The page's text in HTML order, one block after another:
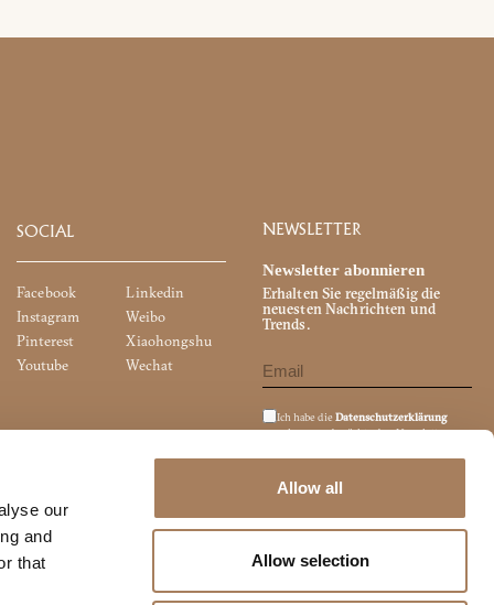
our
and
that
Allow all
Allow selection
SOCIAL
Facebook
Instagram
Pinterest
Youtube
Linkedin
Weibo
Xiaohongshu
Wechat
NEWSLETTER
Newsletter abonnieren
Erhalten Sie regelmäßig die
neuesten Nachrichten und
Trends.
Ich habe die Datenschutzerklärung
gelesen und möchte den Newsletter
personenbezogenen Daten zum Zweck
Werbematerial, Marktforschung usw.)
weitergegeben werden.